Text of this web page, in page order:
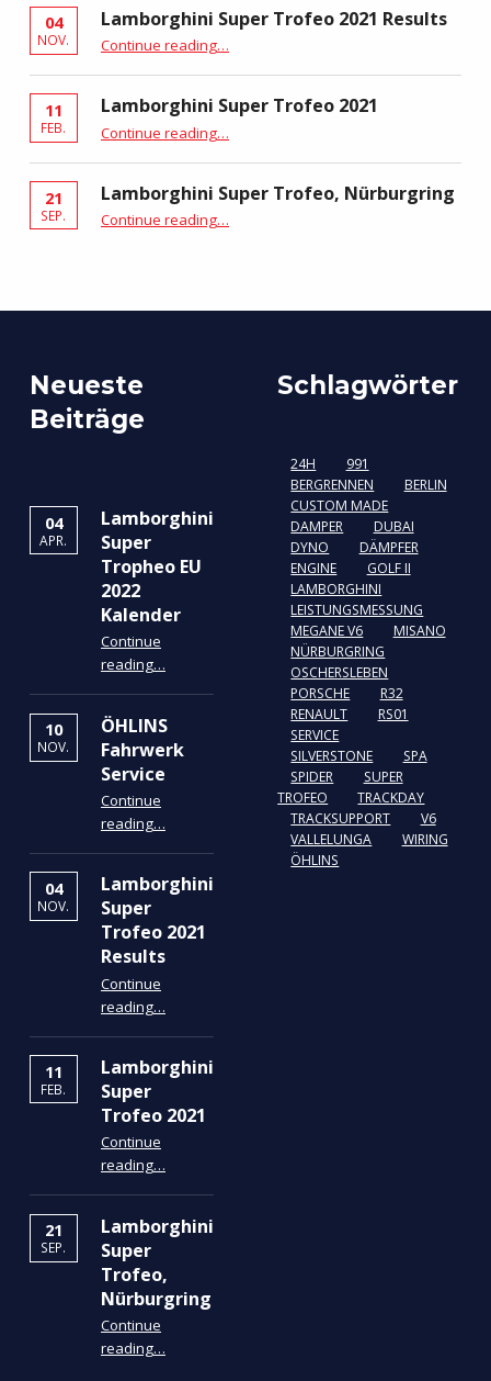
04
NOV.
Lamborghini Super Trofeo 2021 Results
Continue reading…
11
FEB.
Lamborghini Super Trofeo 2021
Continue reading…
21
SEP.
Lamborghini Super Trofeo, Nürburgring
Continue reading “Lamborghini Super Trofeo, Nürburgring”
…
Neueste
Beiträge
04
APR.
Lamborghini
Super
Tropheo EU
2022
Kalender
Continue
reading“Lamborghini Super Tropheo EU 2022 Kalender”
…
10
NOV.
ÖHLINS
Fahrwerk
Service
Continue
reading“ÖHLINS Fahrwerk Service”
…
04
NOV.
Lamborghini
Super
Trofeo 2021
Results
Continue
reading…
11
FEB.
Lamborghini
Super
Trofeo 2021
Continue
reading“Lamborghini Super Trofeo 2021”
…
21
SEP.
Lamborghini
Super
Trofeo,
Nürburgring
Continue
reading“Lamborghini Super Trofeo, Nürburgring”
…
Schlagwörter
24H
991
BERGRENNEN
BERLIN
CUSTOM MADE
DAMPER
DUBAI
DYNO
DÄMPFER
ENGINE
GOLF II
LAMBORGHINI
LEISTUNGSMESSUNG
MEGANE V6
MISANO
NÜRBURGRING
OSCHERSLEBEN
PORSCHE
R32
RENAULT
RS01
SERVICE
SILVERSTONE
SPA
SPIDER
SUPER
TROFEO
TRACKDAY
TRACKSUPPORT
V6
VALLELUNGA
WIRING
ÖHLINS